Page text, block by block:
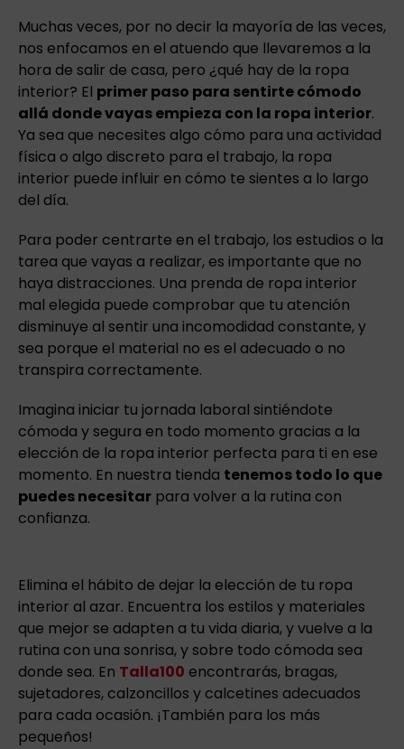
Muchas veces, por no decir la mayoría de las veces,
nos enfocamos en el atuendo que llevaremos a la
hora de salir de casa, pero ¿qué hay de la ropa
interior? El primer paso para sentirte cómodo
allá donde vayas empieza con la ropa interior.
Ya sea que necesites algo cómo para una actividad
física o algo discreto para el trabajo, la ropa
interior puede influir en cómo te sientes a lo largo
del día.
Para poder centrarte en el trabajo, los estudios o la
tarea que vayas a realizar, es importante que no
haya distracciones. Una prenda de ropa interior
mal elegida puede comprobar que tu atención
disminuye al sentir una incomodidad constante, y
sea porque el material no es el adecuado o no
transpira correctamente.
Imagina iniciar tu jornada laboral sintiéndote
cómoda y segura en todo momento gracias a la
elección de la ropa interior perfecta para ti en ese
momento. En nuestra tienda tenemos todo lo que
puedes necesitarpara volver a la rutina con
confianza.
Elimina el hábito de dejar la elección de tu ropa
interior al azar. Encuentra los estilos y materiales
que mejor se adapten a tu vida diaria, y vuelve a la
rutina con una sonrisa, y sobre todo cómoda sea
donde sea. En Talla100 encontrarás, bragas,
sujetadores, calzoncillos y calcetines adecuados
para cada ocasión. ¡También para los más
pequeños!